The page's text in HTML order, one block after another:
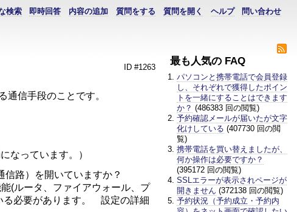
問い合わせ
ヘルプ
質問を開く
質問をする
内容の追加
即時回答
検索
最も人気の FAQ
パソコンと携帯電話で会員登録
し、それぞれで獲得したポイン
トを一緒にすることはできます
か？ (486383 回の閲覧)
予約確認メールが届いたが文字
化けしている (407730 回の閲
覧)
携帯電話を買い替えましたが、
何か操作は必要ですか？
(395172 回の閲覧)
SSLエラーが表示されページが
開きません (372138 回の閲覧)
予約状況（予約成立・予約内
ID #1263
信手段のことです。
なっています。）
路）を開いていますか？
(ルータ、ファイアウォール、プ
る必要があります。 設定の詳細